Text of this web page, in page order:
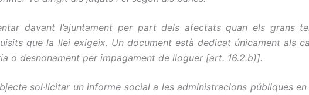
davant l’ajuntament per part dels afectats quan els grans
que la llei exigeix. Un document està dedicat únicament als
o desnonament per impagament de lloguer[art. 16.2.b)].
sol·licitar un informe social a les administracions públiques